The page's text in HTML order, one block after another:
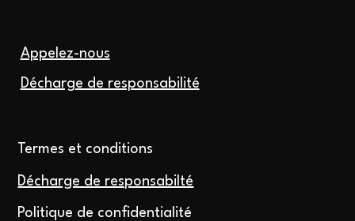
Décharge de responsabilité
Appelez-nous
Termes et conditions
Politique de confidentialité
Décharge de responsabilté